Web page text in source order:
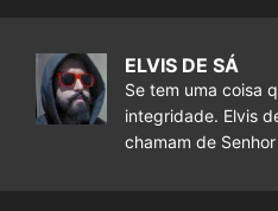
ELVIS DE SÁ
Se tem uma coisa
integridade. Elvis
chamam de